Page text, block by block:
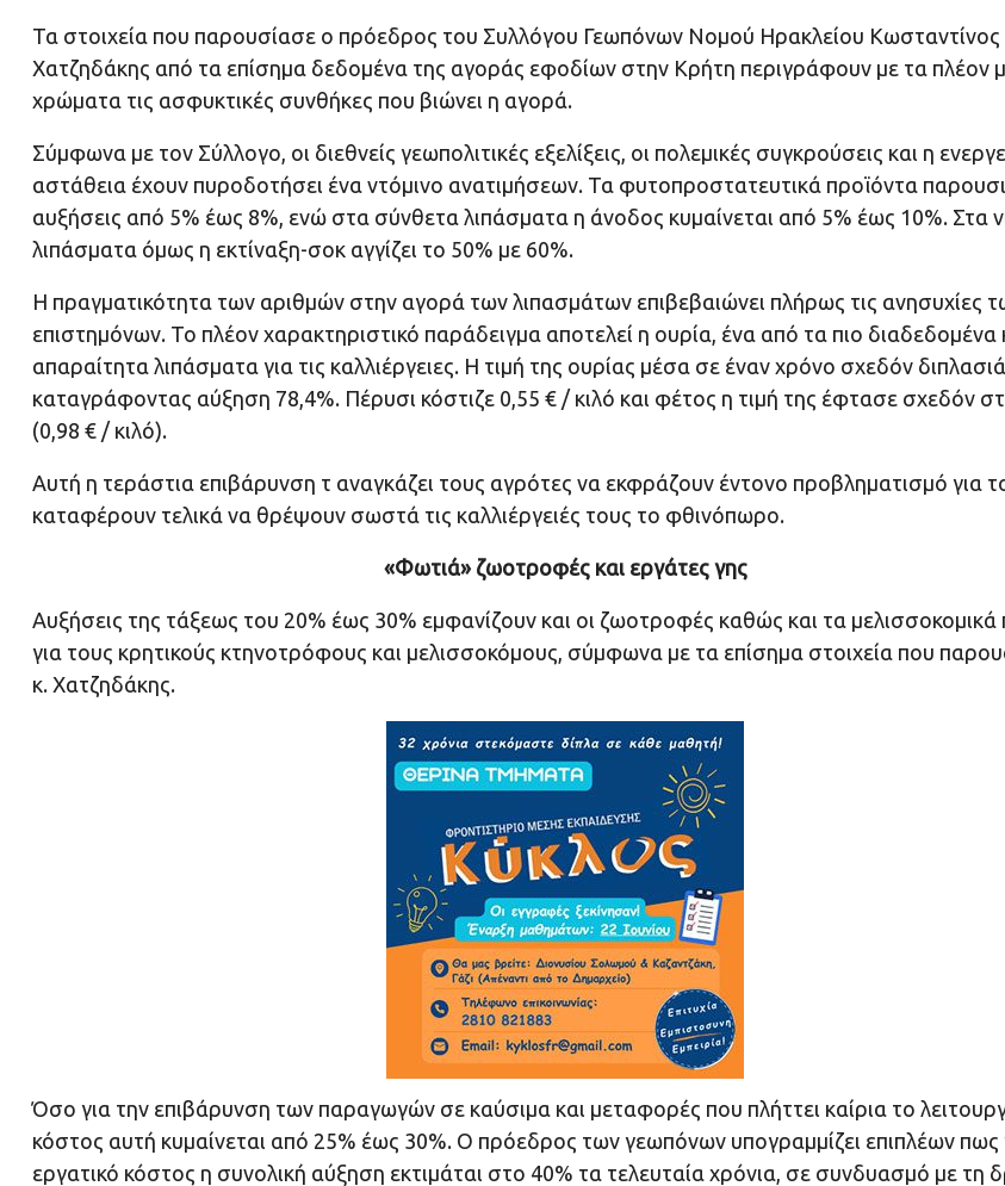
Τα στοιχεία που παρουσίασε ο πρόεδρος του Συλλόγου Γεωπόνων Νομού Ηρακλείου Κωσταντίνος
Χατζηδάκης από τα επίσημα δεδομένα της αγοράς εφοδίων στην Κρήτη περιγράφουν με τα πλέον
χρώματα τις ασφυκτικές συνθήκες που βιώνει η αγορά.
Σύμφωνα με τον Σύλλογο, οι διεθνείς γεωπολιτικές εξελίξεις, οι πολεμικές συγκρούσεις και η
αστάθεια έχουν πυροδοτήσει ένα ντόμινο ανατιμήσεων. Τα φυτοπροστατευτικά προϊόντα
αυξήσεις από 5% έως 8%, ενώ στα σύνθετα λιπάσματα η άνοδος κυμαίνεται από 5% έως 10%. Στα
λιπάσματα όμως η εκτίναξη-σοκ αγγίζει το 50% με 60%.
Η πραγματικότητα των αριθμών στην αγορά των λιπασμάτων επιβεβαιώνει πλήρως τις ανησυχίες
επιστημόνων. Το πλέον χαρακτηριστικό παράδειγμα αποτελεί η ουρία, ένα από τα πιο διαδεδομένα
απαραίτητα λιπάσματα για τις καλλιέργειες. Η τιμή της ουρίας μέσα σε έναν χρόνο σχεδόν
καταγράφοντας αύξηση 78,4%. Πέρυσι κόστιζε 0,55 € / κιλό και φέτος η τιμή της έφτασε σχεδόν
(0,98 € / κιλό).
Αυτή η τεράστια επιβάρυνση τ αναγκάζει τους αγρότες να εκφράζουν έντονο προβληματισμό για
καταφέρουν τελικά να θρέψουν σωστά τις καλλιέργειές τους το φθινόπωρο.
«Φωτιά» ζωοτροφές και εργάτες γης
Αυξήσεις της τάξεως του 20% έως 30% εμφανίζουν και οι ζωοτροφές καθώς και τα μελισσοκομικά
για τους κρητικούς κτηνοτρόφους και μελισσοκόμους, σύμφωνα με τα επίσημα στοιχεία που
κ. Χατζηδάκης.
Όσο για την επιβάρυνση των παραγωγών σε καύσιμα και μεταφορές που πλήττει καίρια το
κόστος αυτή κυμαίνεται από 25% έως 30%. Ο πρόεδρος των γεωπόνων υπογραμμίζει επιπλέων πως
εργατικό κόστος η συνολική αύξηση εκτιμάται στο 40% τα τελευταία χρόνια, σε συνδυασμό με τη